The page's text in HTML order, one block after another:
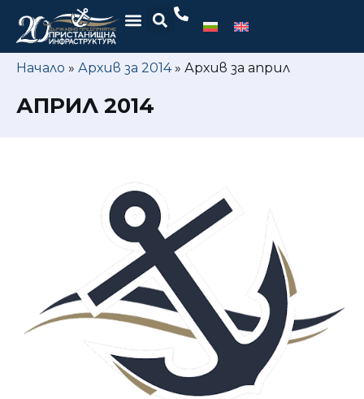
Начало » Архив за 2014» Архив за април
АПРИЛ 2014